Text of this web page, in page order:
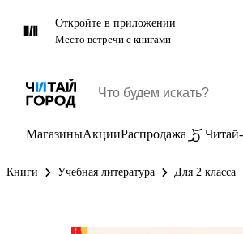
Откройте в приложении
Место встречи с книгами
МагазиныАкцииРаспродажа
Книги Учебная литература Для 2 класса